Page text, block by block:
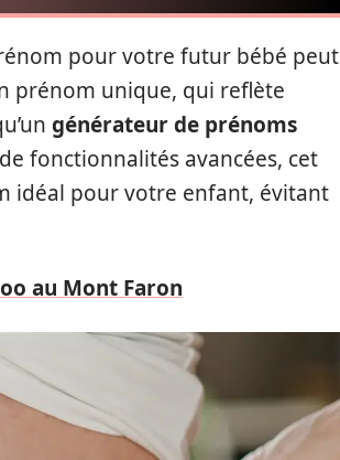
pour votre futur bébé peut
prénom unique, qui reflète
générateur de prénoms
fonctionnalités avancées, cet
idéal pour votre enfant, évitant
au Mont Faron